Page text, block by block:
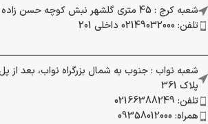
شعبه کرج : 45 متری گلشهر نبش کوچه حسن زاده
تلفن: 02149032000 داخلی 201
شعبه نواب : جنوب به شمال بزرگراه نواب، بعد از
پلاک 361
تلفن: 02166388249
همراه: 09358012000